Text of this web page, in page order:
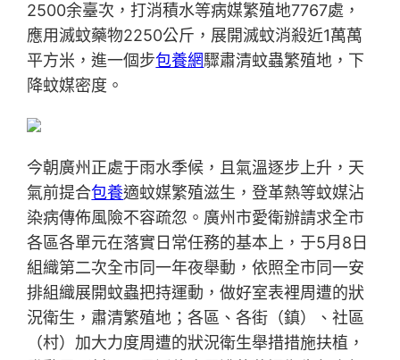
2500余臺次，打消積水等病媒繁殖地7767處，
應用滅蚊藥物2250公斤，展開滅蚊消殺近1萬萬
平方米，進一個步包養網驟肅清蚊蟲繁殖地，下
降蚊媒密度。
今朝廣州正處于雨水季候，且氣溫逐步上升，天
氣前提合包養適蚊媒繁殖滋生，登革熱等蚊媒沾
染病傳佈風險不容疏忽。廣州市愛衛辦請求全市
各區各單元在落實日常任務的基本上，于5月8日
組織第二次全市同一年夜舉動，依照全市同一安
排組織展開蚊蟲把持運動，做好室表裡周遭的狀
況衛生，肅清繁殖地；各區、各街（鎮）、社區
（村）加大力度周遭的狀況衛生舉措措施扶植，